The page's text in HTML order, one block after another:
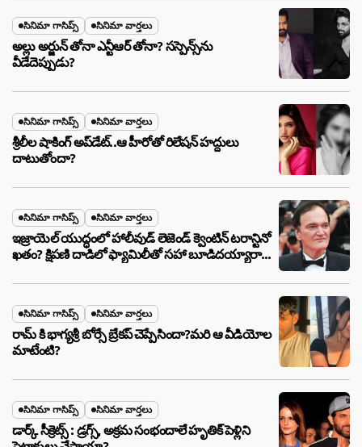
సినిమా గాసిప్స్ సినిమా వార్తలు
అల్లు అర్జున్ తోనా ఎన్టీఆర్ తోనా? సస్పెన్స్‌ను
వీడేదెప్పుడు?
సినిమా గాసిప్స్ సినిమా వార్తలు
శ్రీలీల షాకింగ్ అప్‌డేట్..ఆ హీరోతో రిలేషన్ హద్దులు
దాటుతోందా?
సినిమా గాసిప్స్ సినిమా వార్తలు
ఇజ్రాయెల్ యుద్ధంలో హాలీవుడ్ లెజెండ్ క్వెంటిన్ టరాన్టినో
ఖతం? క్షిపణి దాడిలో ఫ్యామిలీతో సహా బూడిదయ్యారా?
సినిమా గాసిప్స్ సినిమా వార్తలు
రామ్ కి భాగ్యశ్రీ బోర్సే బ్రేకప్ చెప్పేసిందా?మరి ఆ వీడియోల
మాటేంటి?
సినిమా గాసిప్స్ సినిమా వార్తలు
డార్క్ సీక్రెట్స్ : డ్రగ్స్, అక్రమ సంభందాలే హృతిక్ పెళ్లిని